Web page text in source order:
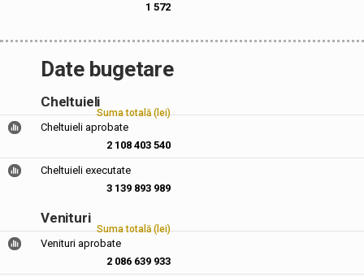
1 572
Date bugetare
Cheltuieli
Suma totală (lei)
Cheltuieli aprobate
2 108 403 540
Cheltuieli executate
3 139 893 989
Venituri
Suma totală (lei)
Venituri aprobate
2 086 639 933